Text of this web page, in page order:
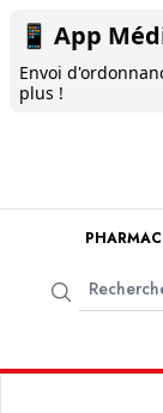
📱 App
Envoi
plus !